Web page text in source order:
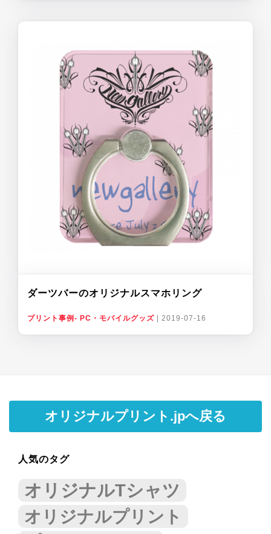
ダーツバーのオリジナルスマホリング
プリント事例- PC・モバイルグッズ 2019-07-16
オリジナルプリント.jpへ戻る
人気のタグ
オリジナルTシャツ
オリジナルプリント